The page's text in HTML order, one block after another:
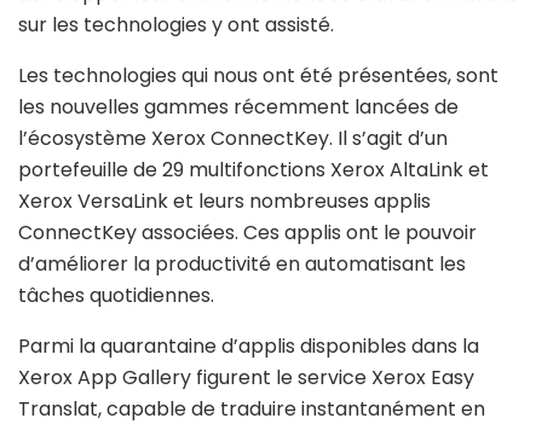
sur les technologies y ont assisté.
Les technologies qui nous ont été présentées, sont
les nouvelles gammes récemment lancées de
l’écosystème Xerox ConnectKey. Il s’agit d’un
portefeuille de 29 multifonctions Xerox AltaLink et
Xerox VersaLink et leurs nombreuses applis
ConnectKey associées. Ces applis ont le pouvoir
d’améliorer la productivité en automatisant les
tâches quotidiennes.
Parmi la quarantaine d’applis disponibles dans la
Xerox App Gallery figurent le service Xerox Easy
Translat, capable de traduire instantanément en